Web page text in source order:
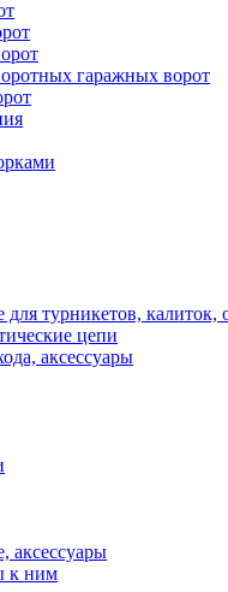
гаражных ворот
турникетов, калиток,
цепи
аксессуары
аксессуары
к ним